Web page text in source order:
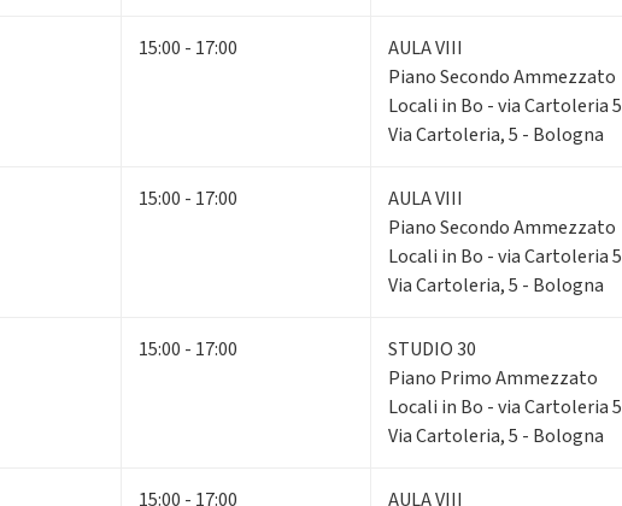
15:00 - 17:00
AULA VIII
Piano Secondo Ammezzato
Locali in Bo - via Cartoleria 5
Via Cartoleria, 5 - Bologna
15:00 - 17:00
AULA VIII
Piano Secondo Ammezzato
Locali in Bo - via Cartoleria 5
Via Cartoleria, 5 - Bologna
15:00 - 17:00
STUDIO 30
Piano Primo Ammezzato
Locali in Bo - via Cartoleria 5
Via Cartoleria, 5 - Bologna
15:00 - 17:00
AULA VIII